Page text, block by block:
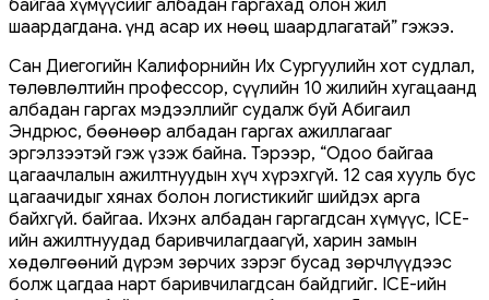
байгаа хүмүүсийг албадан гаргахад олон жил
шаардагдана. Үүнд асар их нөөц шаардлагатай” гэжээ.
Сан Диегогийн Калифорнийн Их Сургуулийн хот судлал,
төлөвлөлтийн профессор, сүүлийн 10 жилийн хугацаанд
албадан гаргах мэдээллийг судалж буй Абигаил
Эндрюс, бөөнөөр албадан гаргах ажиллагааг
эргэлзээтэй гэж үзэж байна. Тэрээр, “Одоо байгаа
цагаачлалын ажилтнуудын хүч хүрэхгүй. 12 сая хууль бус
цагаачидыг хянах болон логистикийг шийдэх арга
байхгүй. байгаа. Ихэнх албадан гаргагдсан хүмүүс, ICE-
ийн ажилтнуудад баривчилагдаагүй, харин замын
хөдөлгөөний дүрэм зөрчих зэрэг бусад зөрчлүүдээс
болж цагдаа нарт баривчилагдсан байдгийг. ICE-ийн